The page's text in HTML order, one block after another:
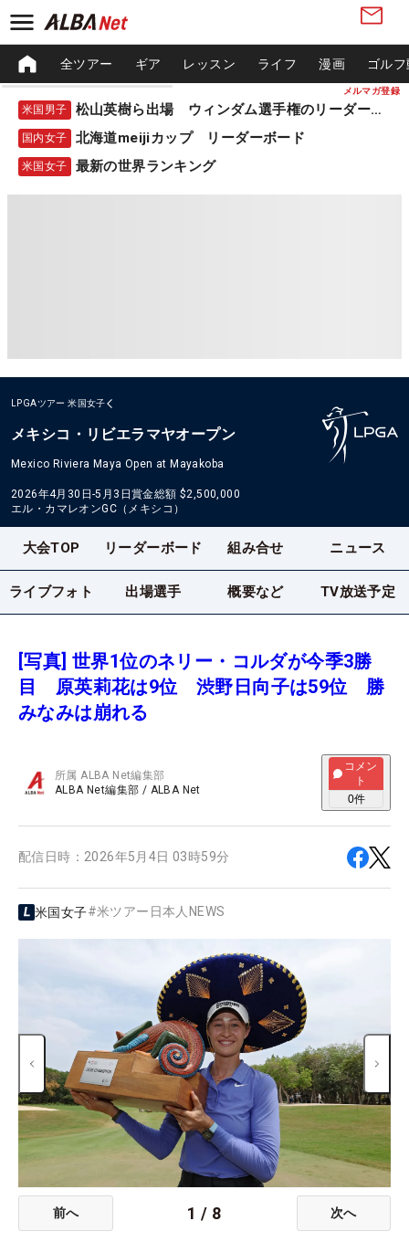
メルマガ登録
全ツアー ギア レッスン ライフ 漫画 ゴル
米国男子 松山英樹ら出場 ウィンダム選手権のリーダーボード
国内女子 北海道meijiカップ リーダーボード
米国女子 最新の世界ランキング
LPGAツアー 米国女子
メキシコ・リビエラマヤオープン
Mexico Riviera Maya Open at Mayakoba
2026年4月30日-5月3日賞金総額 $2,500,000
エル・カマレオンGC（メキシコ）
大会TOP リーダーボード 組み合せ ニュース
ライブフォト 出場選手 概要など TV放送予定
[写真] 世界1位のネリー・コルダが今季3勝
目 原英莉花は9位 渋野日向子は59位 勝
みなみは崩れる
所属ALBA Net編集部
ALBA Net編集部 / ALBA Net
コメン
ト
0件
配信日時： 2026年5月4日 03時59分
米国女子#米ツアー日本人NEWS
前へ 1 / 8 次へ